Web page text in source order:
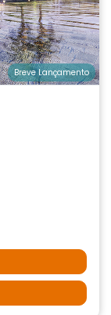
Breve Lançamento